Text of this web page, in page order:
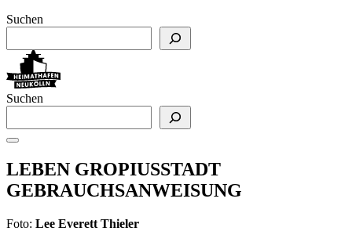
Suchen
Suchen
LEBEN GROPIUSSTADT
GEBRAUCHSANWEISUNG
Foto: Lee Everett Thieler